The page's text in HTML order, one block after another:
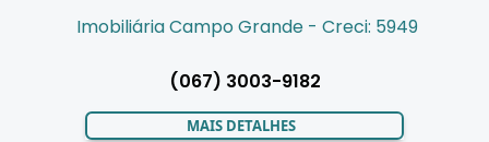
Imobiliária Campo Grande - Creci: 5949
(067) 3003-9182
MAIS DETALHES